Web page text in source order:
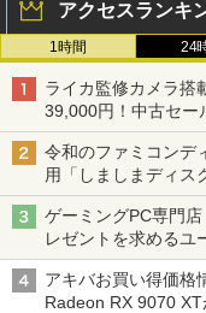
アクセスランキ
1時間 24
ライカ監修カメラ搭
39,000円！中古セー
令和のファミコンデ
用「しましまディス
ゲーミングPC専門
レゼントを求めるユ
アキバお買い得価格
Radeon RX 9070 XT